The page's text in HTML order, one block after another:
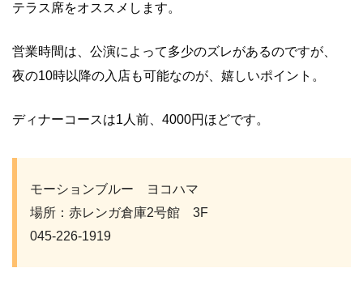
テラス席をオススメします。
営業時間は、公演によって多少のズレがあるのですが、
夜の10時以降の入店も可能なのが、嬉しいポイント。
ディナーコースは1人前、4000円ほどです。
モーションブルー ヨコハマ
場所：赤レンガ倉庫2号館 3F
045-226-1919